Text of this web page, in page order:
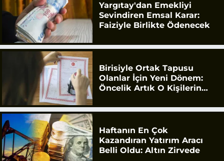
Yargıtay'dan Emekliyi
Sevindiren Emsal Karar:
Faiziyle Birlikte Ödenecek
Birisiyle Ortak Tapusu
Olanlar İçin Yeni Dönem:
Öncelik Artık O Kişilerin
Haftanın En Çok
Kazandıran Yatırım Aracı
Belli Oldu: Altın Zirvede